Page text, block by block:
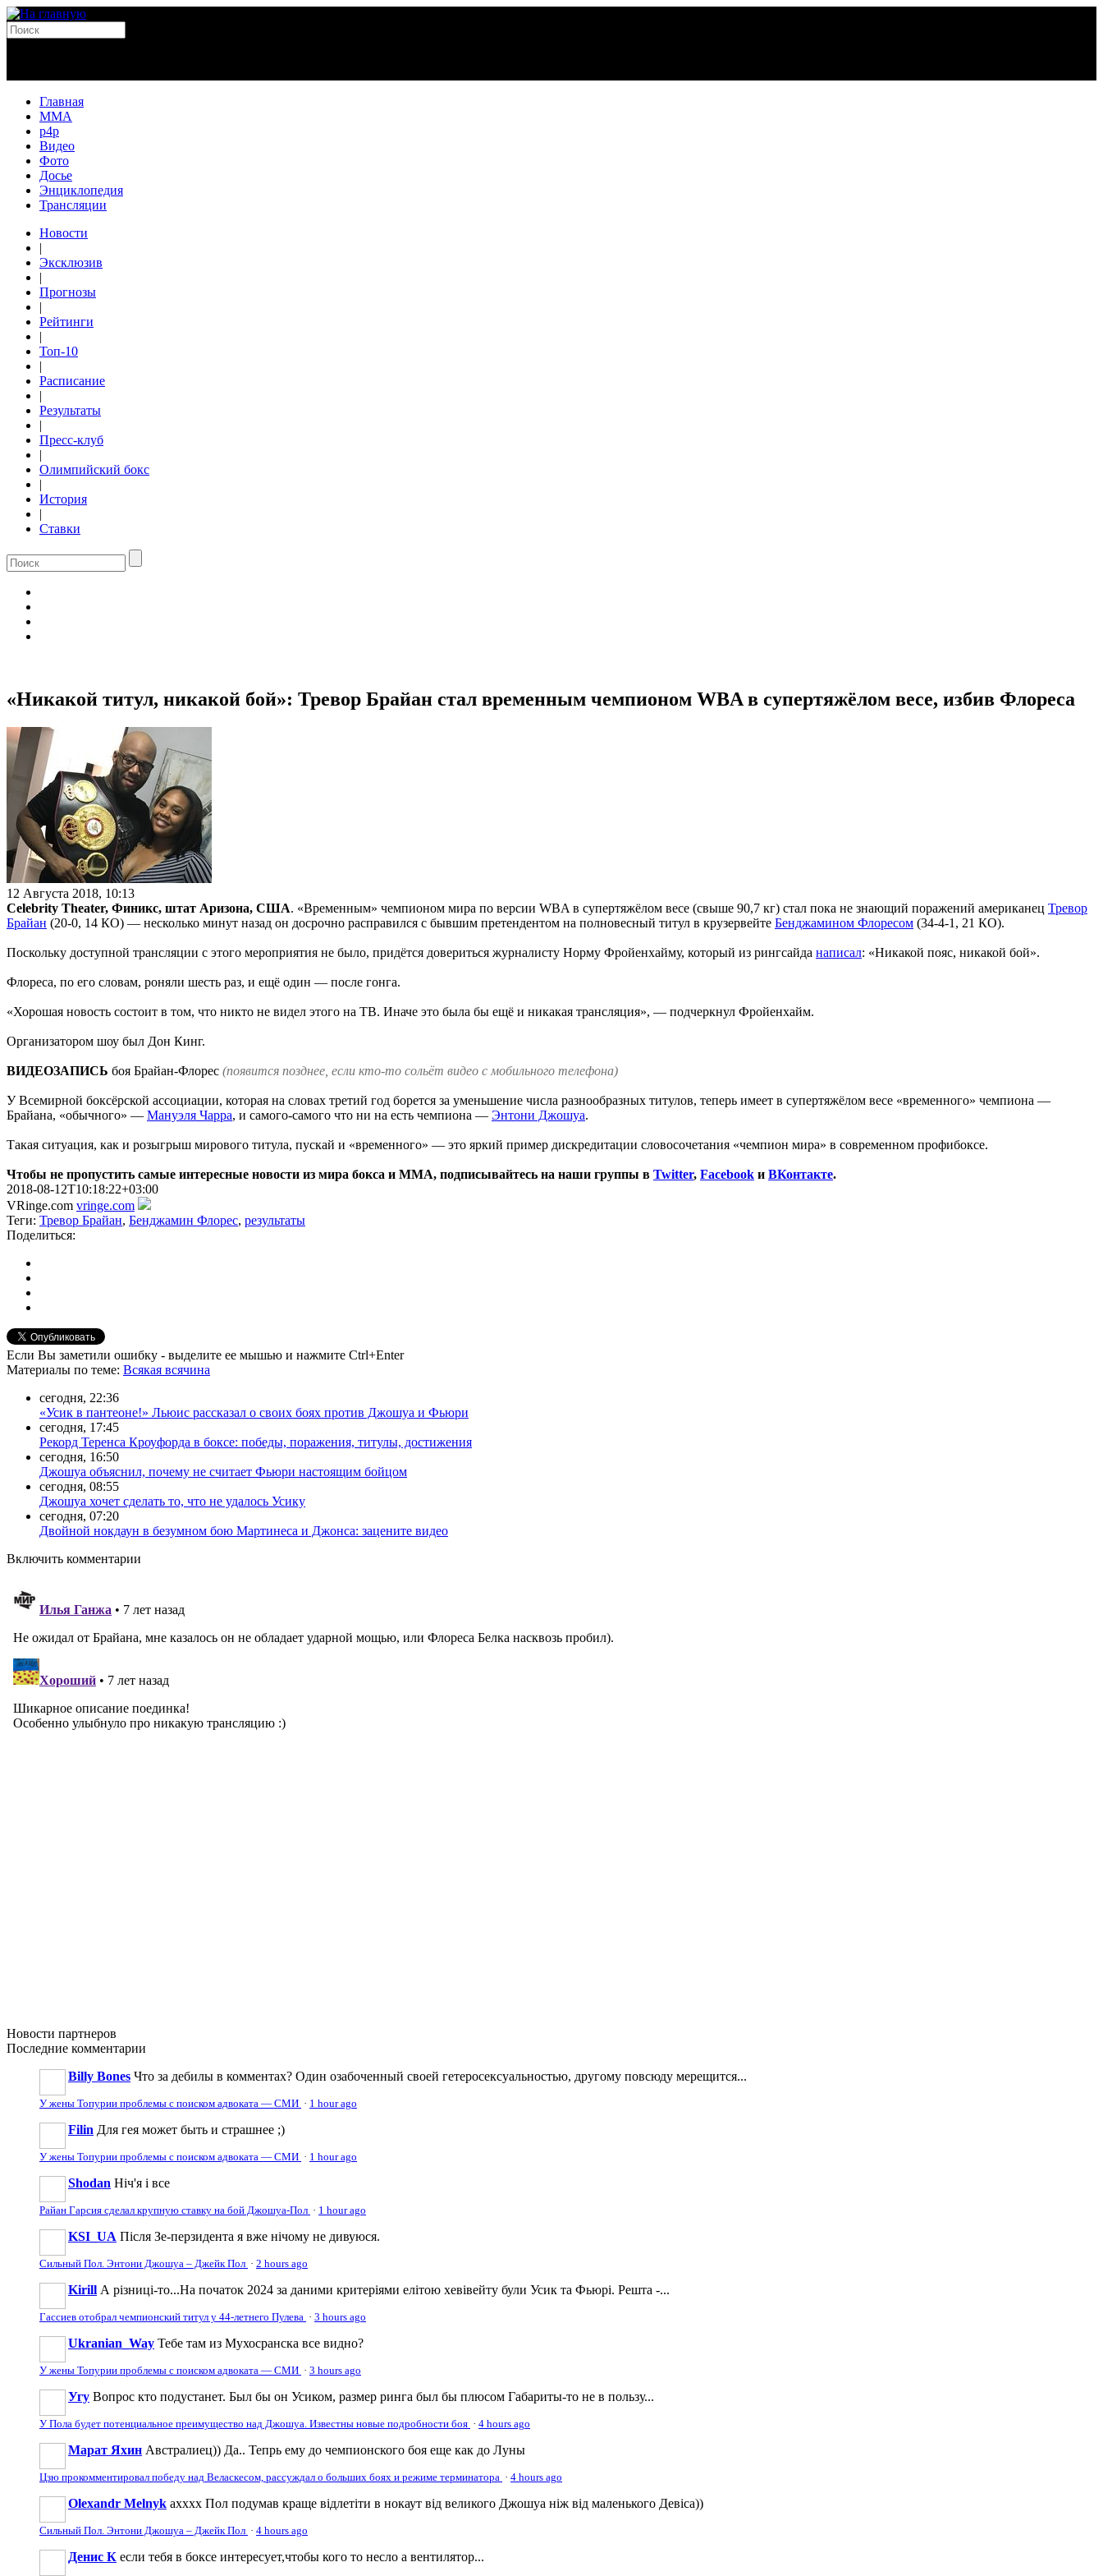
Главная
MMA
p4p
Видео
Фото
Досье
Энциклопедия
Трансляции
Новости
|
Эксклюзив
|
Прогнозы
|
Рейтинги
|
Топ-10
|
Расписание
|
Результаты
|
Пресс-клуб
|
Олимпийский бокс
|
История
|
Ставки
«Никакой титул, никакой бой»: Тревор Брайан стал временным чемпионом WBA в супертяжёлом весе, избив Флореса
12 Августа 2018, 10:13
Celebrity Theater, Финикс, штат Аризона, США. «Временным» чемпионом мира по версии WBA в супертяжёлом весе (свыше 90,7 кг) стал пока не знающий поражений американец Тревор
Брайан (20-0, 14 КО) — несколько минут назад он досрочно расправился с бывшим претендентом на полновесный титул в крузервейте Бенджамином Флоресом (34-4-1, 21 КО).
Поскольку доступной трансляции с этого мероприятия не было, придётся довериться журналисту Норму Фройенхайму, который из рингсайда написал: «Никакой пояс, никакой бой».
Флореса, по его словам, роняли шесть раз, и ещё один — после гонга.
«Хорошая новость состоит в том, что никто не видел этого на ТВ. Иначе это была бы ещё и никакая трансляция», — подчеркнул Фройенхайм.
Организатором шоу был Дон Кинг.
ВИДЕОЗАПИСЬ боя Брайан-Флорес (появится позднее, если кто-то сольёт видео с мобильного телефона)
У Всемирной боксёрской ассоциации, которая на словах третий год борется за уменьшение числа разнообразных титулов, теперь имеет в супертяжёлом весе «временного» чемпиона —
Брайана, «обычного» — Мануэля Чарра, и самого-самого что ни на есть чемпиона — Энтони Джошуа.
Такая ситуация, как и розыгрыш мирового титула, пускай и «временного» — это яркий пример дискредитации словосочетания «чемпион мира» в современном профибоксе.
Чтобы не пропустить самые интересные новости из мира бокса и ММА, подписывайтесь на наши группы в Twitter, Facebook и ВКонтакте.
2018-08-12T10:18:22+03:00
VRinge.com vringe.com
Теги: Тревор Брайан, Бенджамин Флорес, результаты
Поделиться:
Если Вы заметили ошибку - выделите ее мышью и нажмите Ctrl+Enter
Материалы по теме: Всякая всячина
сегодня, 22:36
«Усик в пантеоне!» Льюис рассказал о своих боях против Джошуа и Фьюри
сегодня, 17:45
Рекорд Теренса Кроуфорда в боксе: победы, поражения, титулы, достижения
сегодня, 16:50
Джошуа объяснил, почему не считает Фьюри настоящим бойцом
сегодня, 08:55
Джошуа хочет сделать то, что не удалось Усику
сегодня, 07:20
Двойной нокдаун в безумном бою Мартинеса и Джонса: зацените видео
Включить комментарии
Новости партнеров
Последние комментарии
Billy Bones Что за дебилы в комментах? Один озабоченный своей гетеросексуальностью, другому повсюду мерещится...
У жены Топурии проблемы с поиском адвоката — СМИ · 1 hour ago
Filin Для гея может быть и страшнее ;)
У жены Топурии проблемы с поиском адвоката — СМИ · 1 hour ago
Shodan Ніч'я і все
Райан Гарсия сделал крупную ставку на бой Джошуа-Пол · 1 hour ago
KSI_UA Після Зе-перзидента я вже нічому не дивуюся.
Сильный Пол. Энтони Джошуа – Джейк Пол · 2 hours ago
Kirill А різниці-то...На початок 2024 за даними критеріями елітою хевівейту були Усик та Фьюрі. Решта -...
Гассиев отобрал чемпионский титул у 44-летнего Пулева · 3 hours ago
Ukranian_Way Тебе там из Мухосранска все видно?
У жены Топурии проблемы с поиском адвоката — СМИ · 3 hours ago
Угу Вопрос кто подустанет. Был бы он Усиком, размер ринга был бы плюсом Габариты-то не в пользу...
У Пола будет потенциальное преимущество над Джошуа. Известны новые подробности боя · 4 hours ago
Марат Яхин Австралиец)) Да.. Тепрь ему до чемпионского боя еще как до Луны
Цзю прокомментировал победу над Веласкесом, рассуждал о больших боях и режиме терминатора · 4 hours ago
Olexandr Melnyk ахххх Пол подумав краще відлетіти в нокаут від великого Джошуа ніж від маленького Девіса))
Сильный Пол. Энтони Джошуа – Джейк Пол · 4 hours ago
Денис К если тебя в боксе интересует,чтобы кого то несло а вентилятор...